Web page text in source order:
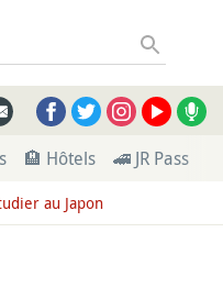
🏨 Hôtels 🚄 JR Pass
au Japon